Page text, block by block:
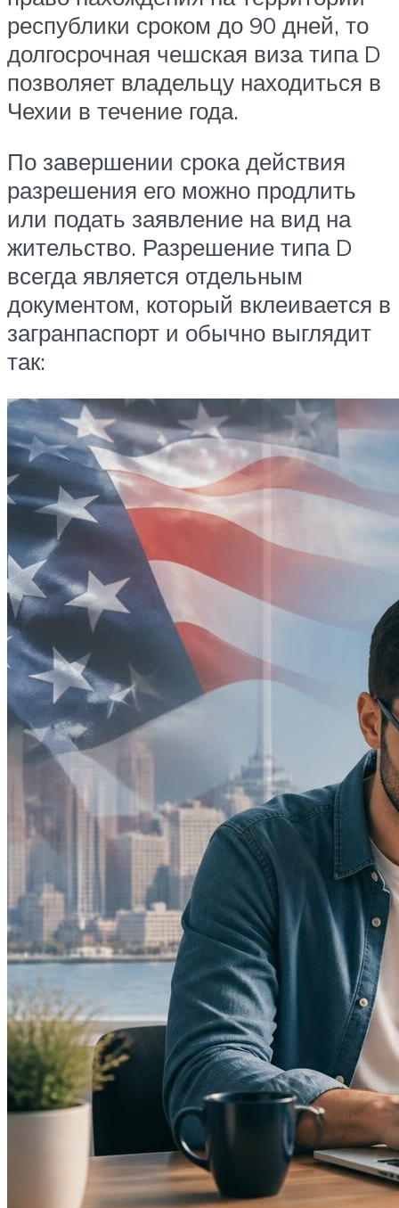
республики сроком до 90 дней, то
долгосрочная чешская виза типа D
позволяет владельцу находиться в
Чехии в течение года.
По завершении срока действия
разрешения его можно продлить
или подать заявление на вид на
жительство. Разрешение типа D
всегда является отдельным
документом, который вклеивается в
загранпаспорт и обычно выглядит
так: